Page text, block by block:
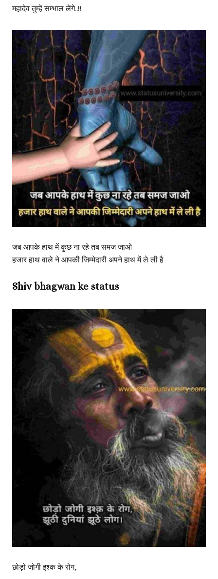
महादेव तुम्हें सम्भाल लेंगे..!!
जब आपके हाथ में कुछ ना रहे तब समज जाओ
हजार हाथ वाले ने आपकी जिम्मेदारी अपने हाथ में ले ली है
Shiv bhagwan ke status
छोड़ो जोगी इश्क के रोग,